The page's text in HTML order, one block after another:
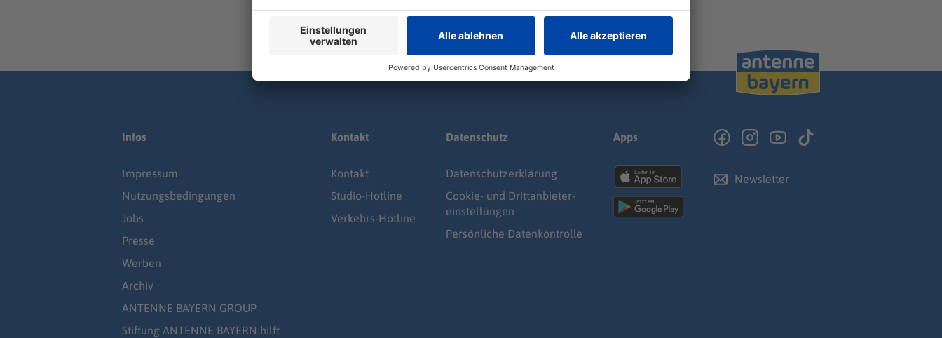
Infos
Impressum
Nutzungsbedingungen
Jobs
Presse
Werben
Archiv
ANTENNE BAYERN GROUP
Stiftung ANTENNE BAYERN hilft
Kontakt
Kontakt
Studio-Hotline
Verkehrs-Hotline
Datenschutz
Datenschutz­erklärung
Cookie- und Drittanbieter-
einstellungen
Persönliche Datenkontrolle
Apps
Newsletter